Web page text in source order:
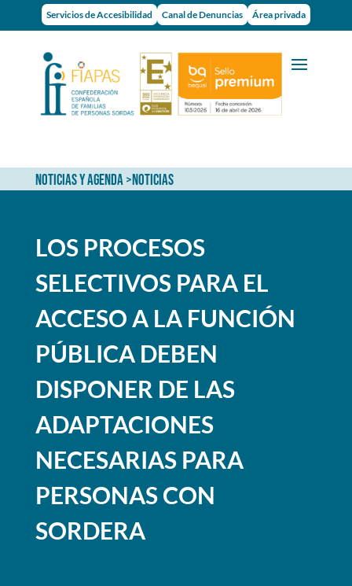
Servicios de Accesibilidad Canal de Denuncias Área privada
NOTICIAS Y AGENDA>NOTICIAS
LOS PROCESOS
SELECTIVOS PARA EL
ACCESO A LA FUNCIÓN
PÚBLICA DEBEN
DISPONER DE LAS
ADAPTACIONES
NECESARIAS PARA
PERSONAS CON
SORDERA